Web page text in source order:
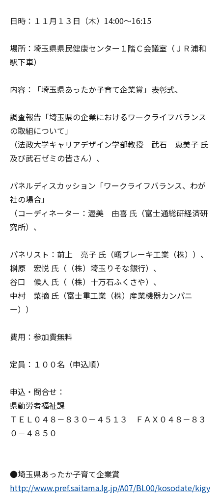
日時：１１月１３日（木）14:00～16:15
場所：埼玉県県民健康センター１階Ｃ会議室（ＪＲ浦和
駅下車）
内容：「埼玉県あったか子育て企業賞」表彰式、
調査報告「埼玉県の企業におけるワークライフバランス
の取組について」
（法政大学キャリアデザイン学部教授 武石 恵美子 氏
及び武石ゼミの皆さん）、
パネルディスカッション「ワークライフバランス、わが
社の場合」
（コーディネーター：渥美 由喜 氏（富士通総研経済研
究所）、
パネリスト：前上 亮子 氏（曙ブレーキ工業（株））、
榊原 宏悦 氏（（株）埼玉りそな銀行）、
谷口 候人 氏（（株）十万石ふくさや）、
中村 菜摘 氏（富士重工業（株）産業機器カンパニ
ー））
費用：参加費無料
定員：１００名（申込順）
申込・問合せ：
県勤労者福祉課
ＴＥＬ０４８－８３０－４５１３ ＦＡＸ０４８－８３
０－４８５０
●埼玉県あったか子育て企業賞
http://www.pref.saitama.lg.jp/A07/BL00/kosodate/kigy